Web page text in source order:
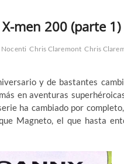
men 200 (parte 1)
Chris Claremont Chris
y de bastantes
en aventuras
ha cambiado por
Magneto, el que hasta